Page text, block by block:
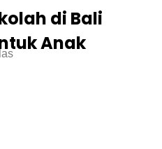
di Bali
Anak